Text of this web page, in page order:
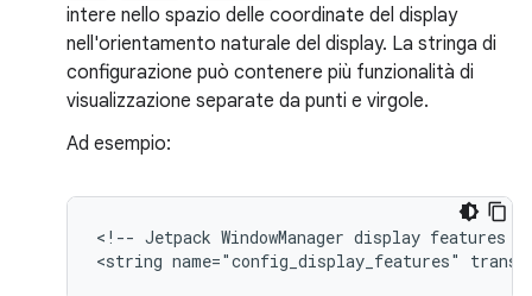
intere nello spazio delle coordinate del display
nell'orientamento naturale del display. La stringa di
configurazione può contenere più funzionalità di
visualizzazione separate da punti e virgole.
Ad esempio:
<!-- Jetpack WindowManager display features